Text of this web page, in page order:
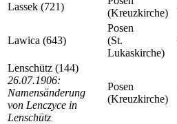
Lassek (721)
(Kreuzkirche)
Lawica (643)
Posen
(St.
Lukaskirche)
Lenschütz (144)
26.07.1906:
Namensänderung
von Lenczyce in
Lenschütz
Posen
(Kreuzkirche)